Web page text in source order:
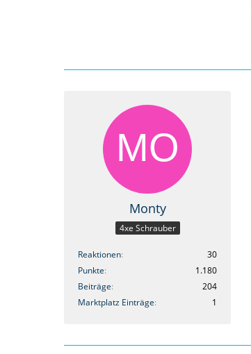
Monty
4xe Schrauber
Reaktionen
30
Punkte
1.180
Beiträge
204
Marktplatz Einträge
1